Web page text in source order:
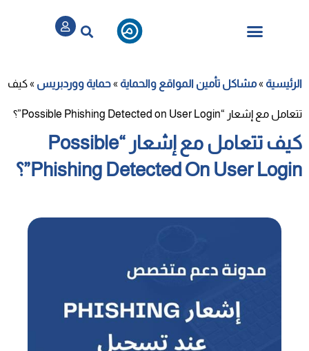
الرئيسية »مشاكل تأمين المواقع والحماية »حماية ووردبريس »كيف
تتعامل مع إشعار “Possible Phishing Detected on User Login”؟
كيف تتعامل مع إشعار “Possible
Phishing Detected On User Login”؟